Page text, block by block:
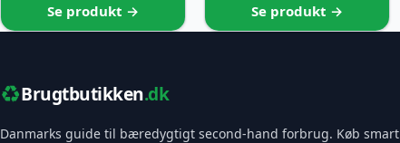
Se produkt → Se produkt →
♻️Brugtbutikken.dk
Danmarks guide til bæredygtigt second-hand forbrug. Køb smart